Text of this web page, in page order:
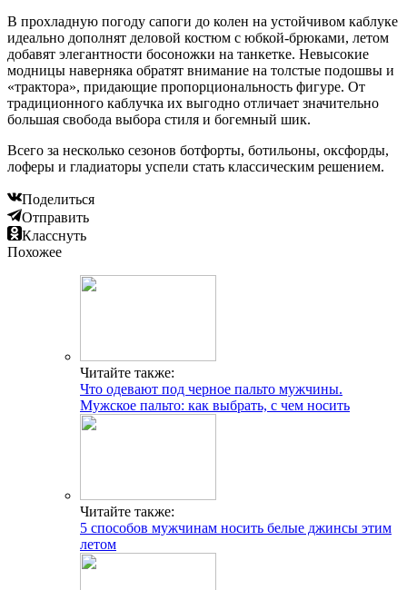
В прохладную погоду сапоги до колен на устойчивом каблуке
идеально дополнят деловой костюм с юбкой-брюками, летом
добавят элегантности босоножки на танкетке. Невысокие
модницы наверняка обратят внимание на толстые подошвы и
«трактора», придающие пропорциональность фигуре. От
традиционного каблучка их выгодно отличает значительно
большая свобода выбора стиля и богемный шик.
Всего за несколько сезонов ботфорты, ботильоны, оксфорды,
лоферы и гладиаторы успели стать классическим решением.
Поделиться
Отправить
Класснуть
Похожее
Читайте также:
Что одевают под черное пальто мужчины.
Мужское пальто: как выбрать, с чем носить
Читайте также:
5 способов мужчинам носить белые джинсы этим
летом